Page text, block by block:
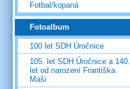
Fotbal/kopaná
Fotoalbum
100 let SDH Úročnice
105. let SDH Úročnice a 140.
let od narození Františka
Máši